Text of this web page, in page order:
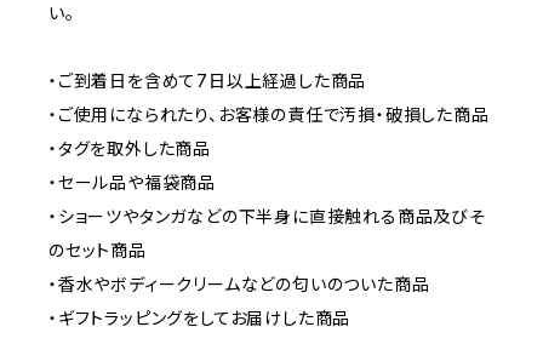
い。
・ご到着日を含めて7日以上経過した商品
・ご使用になられたり、お客様の責任で汚損・破損した商品
・タグを取外した商品
・セール品や福袋商品
・ショーツやタンガなどの下半身に直接触れる商品及びそ
のセット商品
・香水やボディークリームなどの匂いのついた商品
・ギフトラッピングをしてお届けした商品